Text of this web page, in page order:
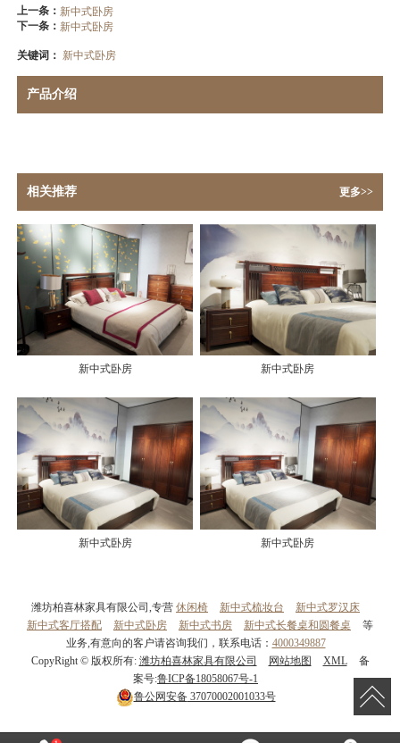
上一条： 新中式卧房
下一条： 新中式卧房
关键词： 新中式卧房
产品介绍
相关推荐 更多>>
新中式卧房 新中式卧房
新中式卧房 新中式卧房
潍坊柏喜林家具有限公司,专营 休闲椅 新中式梳妆台
新中式罗汉床
新中式客厅搭配
新中式卧房 新中式书房 新中式长餐桌和圆餐桌
等
业务,有意向的客户请咨询我们，联系电话： 4000349887
CopyRight © 版权所有: 潍坊柏喜林家具有限公司 网站地图 XML
备
案号:鲁ICP备18058067号-1
鲁公网安备37070002001033号